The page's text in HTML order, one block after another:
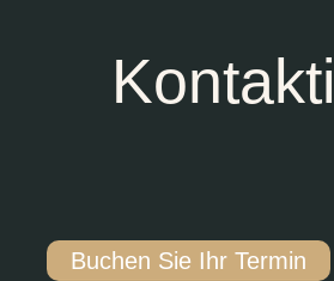
Buchen Sie Ihr Termin